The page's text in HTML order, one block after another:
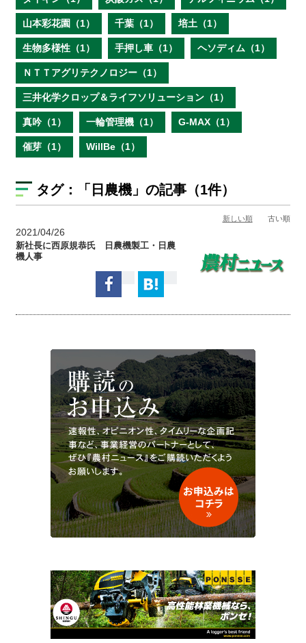
山本彩花園（1） 千葉（1） 培土（1）
生物多様性（1） 手押し車（1） ヘソディム（1）
ＮＴＴアグリテクノロジー（1）
三井化学クロップ＆ライフソリューション（1）
真吟（1） 一輪管理機（1） G-MAX（1）
催芽（1） WillBe（1）
タグ： 「日農機」の記事（1件）
新しい順 古い順
2021/04/26
新社長に西原規恭氏 日農機製工・日農
機人事